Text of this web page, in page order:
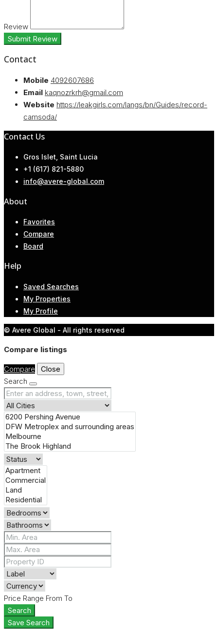
Review
Submit Review
Contact
Mobile 4092607686
Email kaqnozrkrh@gmail.com
Website https://leakgirls.com/langs/bn/Guides/record-
camsoda/
Contact Us
Gros Islet, Saint Lucia
+1 (617) 821-5880
info@avere-global.com
About
Favorites
Compare
Board
Help
Saved Searches
My Properties
My Profile
© Avere Global - All rights reserved
Compare listings
Compare
Close
Search
Price Range From To
Search
Save Search